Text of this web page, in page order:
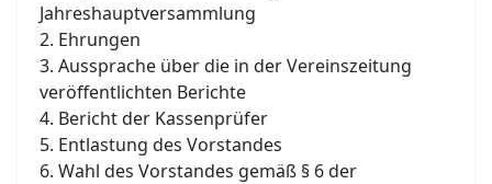
Jahreshauptversammlung
2. Ehrungen
3. Aussprache über die in der Vereinszeitung
veröffentlichten Berichte
4. Bericht der Kassenprüfer
5. Entlastung des Vorstandes
6. Wahl des Vorstandes gemäß § 6 der